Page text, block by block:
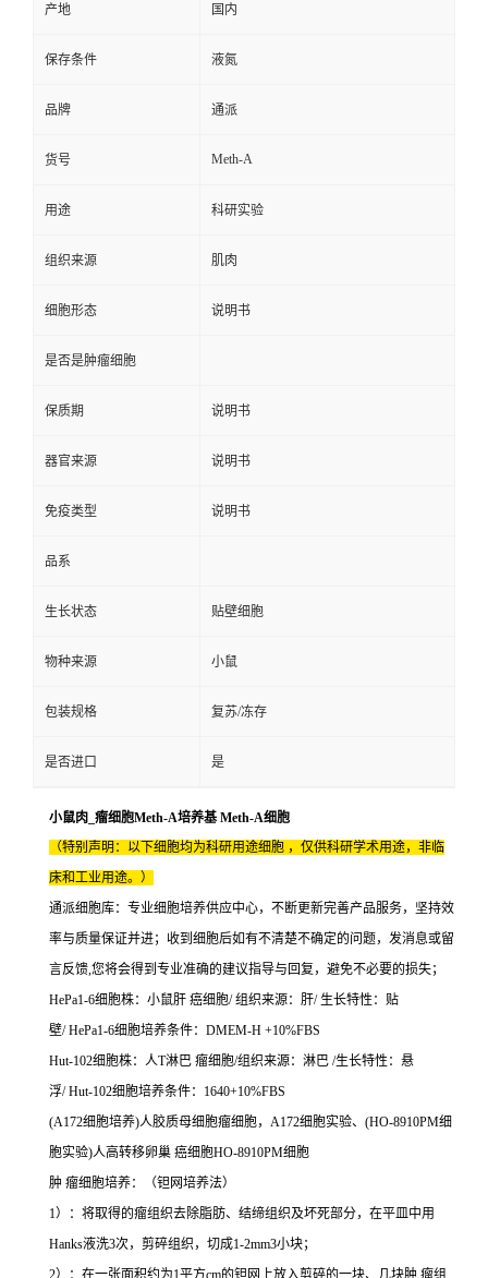
产地 国内
保存条件 液氮
品牌 通派
货号 Meth-A
用途 科研实验
组织来源 肌肉
细胞形态 说明书
是否是肿瘤细胞
保质期 说明书
器官来源 说明书
免疫类型 说明书
品系
生长状态 贴壁细胞
物种来源 小鼠
包装规格 复苏/冻存
是否进口 是
小鼠肉_瘤细胞Meth-A培养基 Meth-A细胞
（特别声明：以下细胞均为科研用途细胞 ，仅供科研学术用途，非临
床和工业用途。）
通派细胞库：专业细胞培养供应中心，不断更新完善产品服务，坚持效
率与质量保证并进；收到细胞后如有不清楚不确定的问题，发消息或留
言反馈,您将会得到专业准确的建议指导与回复，避免不必要的损失；
HePa1-6细胞株：小鼠肝 癌细胞/ 组织来源：肝/ 生长特性：贴
壁/ HePa1-6细胞培养条件：DMEM-H +10%FBS
Hut-102细胞株：人T淋巴 瘤细胞/组织来源：淋巴 /生长特性：悬
浮/ Hut-102细胞培养条件：1640+10%FBS
(A172细胞培养)人胶质母细胞瘤细胞，A172细胞实验、(HO-8910PM细
胞实验)人高转移卵巢 癌细胞HO-8910PM细胞
肿 瘤细胞培养：（钽网培养法）
1）：将取得的瘤组织去除脂肪、结缔组织及坏死部分，在平皿中用
Hanks液洗3次，剪碎组织，切成1-2mm3小块；
2）：在一张面积约为1平方cm的钽网上放入剪碎的一块、几块肿 瘤组